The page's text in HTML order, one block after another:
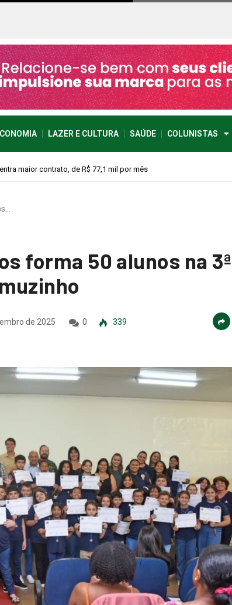
LAZER E CULTURA SAÚDE COLUNISTAS
econômico
forma 50 alunos na 3ª
de 2025 0 339